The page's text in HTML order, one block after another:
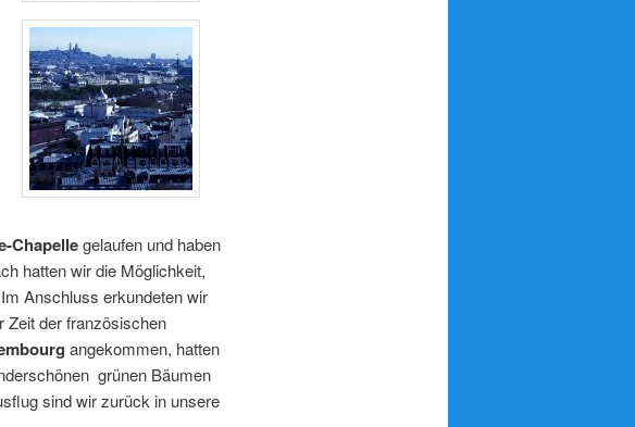
Chapellegelaufen und haben
hatten wir die Möglichkeit,
Anschluss erkundeten wir
Zeit der französischen
angekommen, hatten
grünen Bäumen
sind wir zurück in unsere